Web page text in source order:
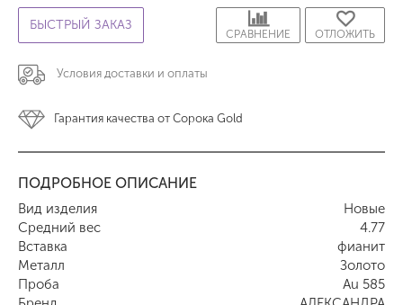
БЫСТРЫЙ ЗАКАЗ
ОТЛОЖИТЬ
СРАВНЕНИЕ
Условия доставки и оплаты
Гарантия качества от Сорока Gold
ПОДРОБНОЕ ОПИСАНИЕ
Вид изделия
Новые
Средний вес
4.77
Вставка
фианит
Металл
Золото
Проба
Au 585